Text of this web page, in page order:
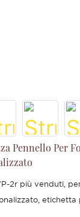
Pennello Per
2r più venduti,
etichetta